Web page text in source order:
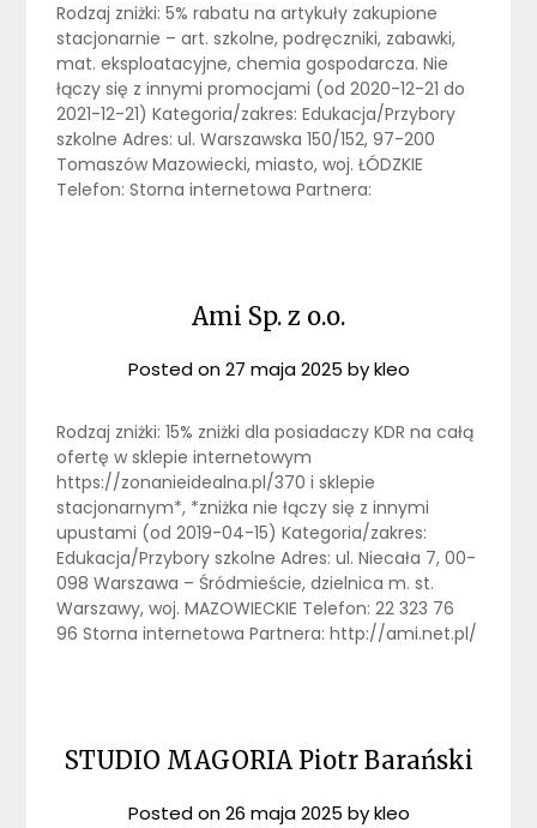
Rodzaj zniżki: 5% rabatu na artykuły zakupione
stacjonarnie – art. szkolne, podręczniki, zabawki,
mat. eksploatacyjne, chemia gospodarcza. Nie
łączy się z innymi promocjami (od 2020-12-21 do
2021-12-21) Kategoria/zakres: Edukacja/Przybory
szkolne Adres: ul. Warszawska 150/152, 97-200
Tomaszów Mazowiecki, miasto, woj. ŁÓDZKIE
Telefon: Storna internetowa Partnera:
Ami Sp. z o.o.
Posted on27 maja 2025 bykleo
Rodzaj zniżki: 15% zniżki dla posiadaczy KDR na całą
ofertę w sklepie internetowym
https://zonanieidealna.pl/370 i sklepie
stacjonarnym*, *zniżka nie łączy się z innymi
upustami (od 2019-04-15) Kategoria/zakres:
Edukacja/Przybory szkolne Adres: ul. Niecała 7, 00-
098 Warszawa – Śródmieście, dzielnica m. st.
Warszawy, woj. MAZOWIECKIE Telefon: 22 323 76
96 Storna internetowa Partnera: http://ami.net.pl/
STUDIO MAGORIA Piotr Barański
Posted on26 maja 2025 bykleo